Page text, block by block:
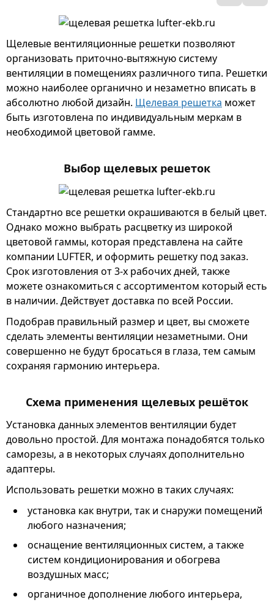
Щелевые вентиляционные решетки позволяют
организовать приточно-вытяжную систему
вентиляции в помещениях различного типа. Решетки
можно наиболее органично и незаметно вписать в
абсолютно любой дизайн. Щелевая решетка может
быть изготовлена по индивидуальным меркам в
необходимой цветовой гамме.
Выбор щелевых решеток
Стандартно все решетки окрашиваются в белый цвет.
Однако можно выбрать расцветку из широкой
цветовой гаммы, которая представлена на сайте
компании LUFTER, и оформить решетку под заказ.
Срок изготовления от 3-х рабочих дней, также
можете ознакомиться с ассортиментом который есть
в наличии. Действует доставка по всей России.
Подобрав правильный размер и цвет, вы сможете
сделать элементы вентиляции незаметными. Они
совершенно не будут бросаться в глаза, тем самым
сохраняя гармонию интерьера.
Схема применения щелевых решёток
Установка данных элементов вентиляции будет
довольно простой. Для монтажа понадобятся только
саморезы, а в некоторых случаях дополнительно
адаптеры.
Использовать решетки можно в таких случаях:
установка как внутри, так и снаружи помещений
любого назначения;
оснащение вентиляционных систем, а также
систем кондиционирования и обогрева
воздушных масс;
органичное дополнение любого интерьера,